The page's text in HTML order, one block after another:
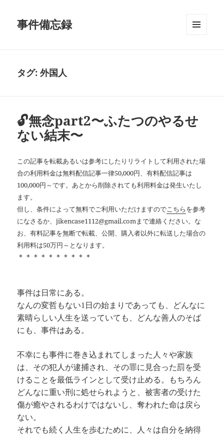
事件備忘録
タグ:外国人
🔓無念part2〜ふたつのやるせ
ない結末〜
この記事を転載あるいは参考にしたりリライトして利用された場
合の利用料金は無料配信記事一律50,000円、有料配信記事は
100,000円～です。あとから削除されても利用料金は発生いたし
ます。
但し、条件によって無料でご利用いただけますのでこちらを参考
になさるか、jikencase1112@gmail.comまで連絡ください。な
お、有料記事を無断で転載、公開、購入者以外に転送した場合の
利用料は50万円～となります。
＊＊＊＊＊＊＊＊＊＊
事件は日常にある。
なんの変哲もない1日の始まりであっても、どんなに
素晴らしい人生を送っていても、どんな善人のそば
にも、事件はある。
不幸にも事件に巻き込まれてしまった人々や家族
は、その犯人が逮捕され、その罪に見合った罰を受
けることを最低ラインとして受け止める。もちろん
どんなに重い刑に処せられようと、被害者の受けた
傷が癒やされるわけではないし、奪われた命は戻ら
ない。
それでも続く人生を歩むために、人々は自分を納得